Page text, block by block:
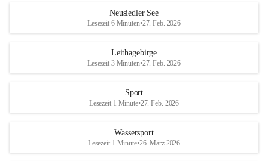
S
und den daraus folgenden wirtschaftlichen
Maßnahmen zur Bekämpfung
Rebe und der Amerikanischen
Anhang VBl. EU Nr. 18
1 Seite•1,4 MB
r
S
Neusiedler See
Lesezeit 6 Minuten•27. Feb. 2026
Leithagebirge
Lesezeit 3 Minuten•27. Feb. 2026
Sport
Lesezeit 1 Minute•27. Feb. 2026
Wassersport
Lesezeit 1 Minute•26. März 2026